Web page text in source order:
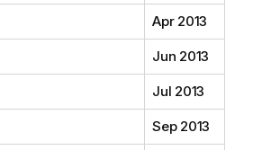
Apr 2013
Jun 2013
Jul 2013
Sep 2013